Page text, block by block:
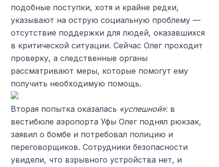
подобные поступки, хотя и крайне редки,
указывают на острую социальную проблему —
отсутствие поддержки для людей, оказавшихся
в критической ситуации. Сейчас Олег проходит
проверку, а следственные органы
рассматривают меры, которые помогут ему
получить необходимую помощь.
Вторая попытка оказалась «успешной»: в
вестибюле аэропорта Уфы Олег поднял рюкзак,
заявил о бомбе и потребовал полицию и
переговорщиков. Сотрудники безопасности
увидели, что взрывного устройства нет, и